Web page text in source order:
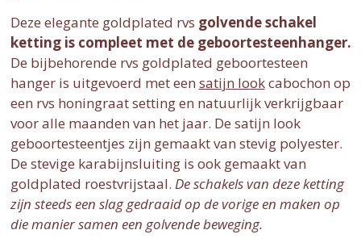
Deze elegante goldplated rvs golvende schakel
ketting is compleet met de geboortesteenhanger.
De bijbehorende rvs goldplated geboortesteen
hanger is uitgevoerd met een satijn lookcabochon op
een rvs honingraat setting en natuurlijk verkrijgbaar
voor alle maanden van het jaar. De satijn look
geboortesteentjes zijn gemaakt van stevig polyester.
De stevige karabijnsluiting is ook gemaakt van
goldplated roestvrijstaal. De schakels van deze ketting
zijn steeds een slag gedraaid op de vorige en maken op
die manier samen een golvende beweging.